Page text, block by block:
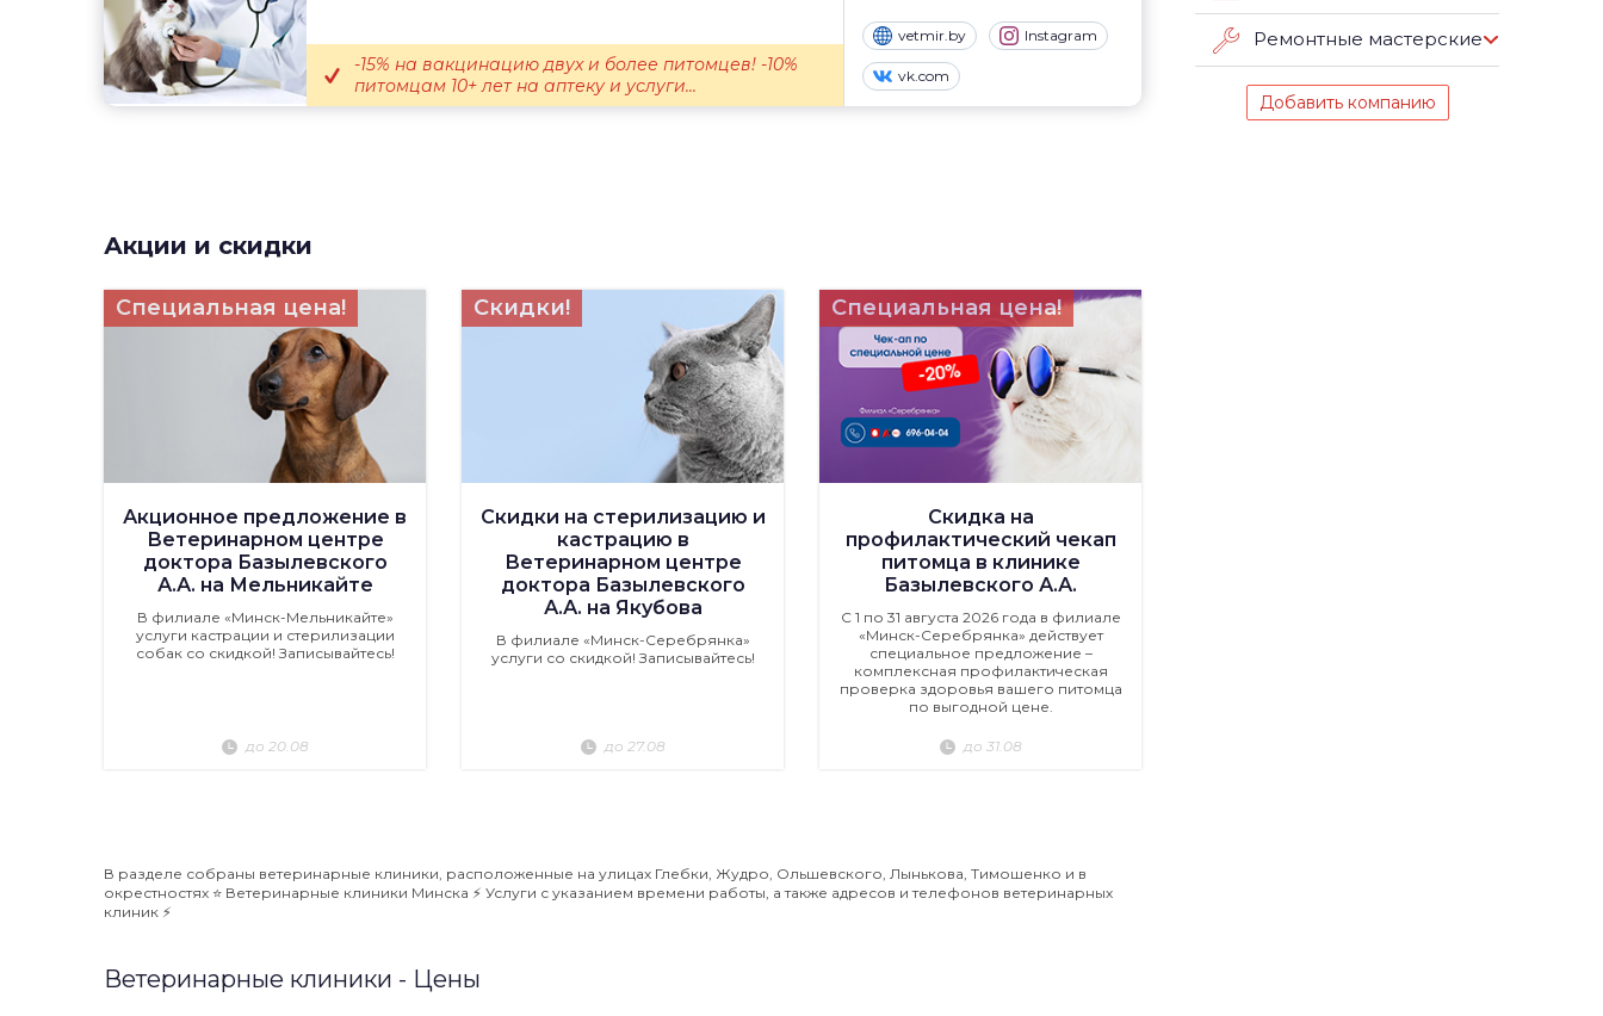
vetmir.by Instagram
vk.com
-15% на вакцинацию двух и более питомцев! -10%
питомцам 10+ лет на аптеку и услуги...
Акции и скидки
Специальная цена!
Акционное предложение в
Ветеринарном центре
доктора Базылевского
А.А. на Мельникайте
В филиале «Минск-Мельникайте»
услуги кастрации и стерилизации
собак со скидкой! Записывайтесь!
до 20.08
Скидки!
Скидки на стерилизацию и
кастрацию в
Ветеринарном центре
доктора Базылевского
А.А. на Якубова
В филиале «Минск-Серебрянка»
услуги со скидкой! Записывайтесь!
до 27.08
Специальная цена!
Скидка на
профилактический чекап
питомца в клинике
Базылевского А.А.
С 1 по 31 августа 2026 года в филиале
«Минск-Серебрянка» действует
специальное предложение –
комплексная профилактическая
проверка здоровья вашего питомца
по выгодной цене.
до 31.08
В разделе собраны ветеринарные клиники, расположенные на улицах Глебки, Жудро, Ольшевского, Лынькова, Тимошенко и в
окрестностях ⭐️ Ветеринарные клиники Минска ⚡️ Услуги с указанием времени работы, а также адресов и телефонов ветеринарных
клиник ⚡️
Ветеринарные клиники - Цены
Ремонтные мастерские
Добавить компанию